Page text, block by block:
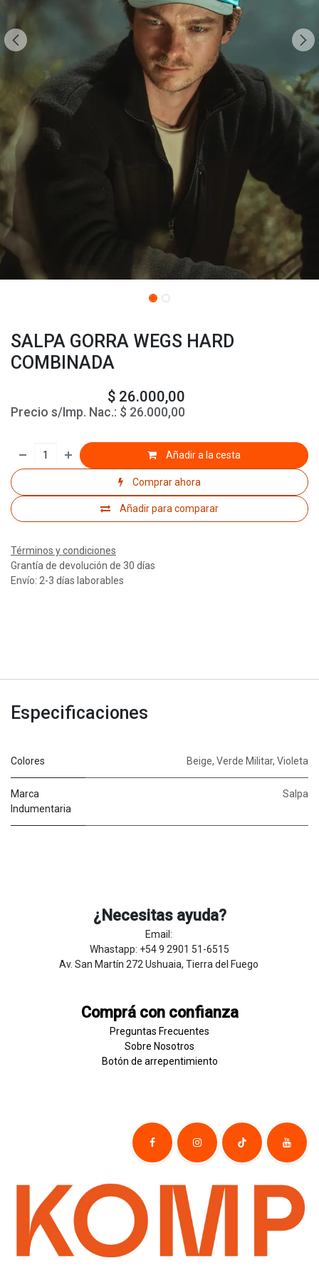
SALPA GORRA WEGS HARD
COMBINADA
$ 26.000,00
Precio s/Imp. Nac.: $ 26.000,00
Añadir a la cesta
Comprar ahora
Añadir para comparar
Términos y condiciones
Grantía de devolución de 30 días
Envío: 2-3 días laborables
Especificaciones
Colores Beige, Verde Militar, Violeta
Marca
Indumentaria
Salpa
¿Necesitas ayuda?
Email:
Whastapp: +54 9 2901 51-6515
Av. San Martín 272 Ushuaia, Tierra del Fuego
Comprá con confianza
Preguntas Frecuentes
Sobre Nosotros
Botón de ​arrepentim​​​iento